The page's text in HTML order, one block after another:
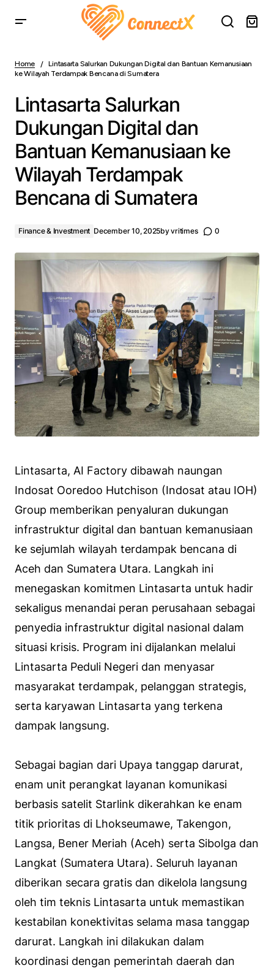
Kemanusiaan ke Wilayah Terdampak Bencana di
Sumatera
Home
Lintasarta Salurkan Dukungan Digital dan Bantuan Kemanusiaan
ke Wilayah Terdampak Bencana di Sumatera
Lintasarta Salurkan
Dukungan Digital dan
Bantuan Kemanusiaan ke
Wilayah Terdampak
Bencana di Sumatera
Finance & Investment December 10, 2025byvritimes 0
Lintasarta, AI Factory dibawah naungan
Indosat Ooredoo Hutchison (Indosat atau IOH)
Group memberikan penyaluran dukungan
infrastruktur digital dan bantuan kemanusiaan
ke sejumlah wilayah terdampak bencana di
Aceh dan Sumatera Utara. Langkah ini
menegaskan komitmen Lintasarta untuk hadir
sekaligus menandai peran perusahaan sebagai
penyedia infrastruktur digital nasional dalam
situasi krisis. Program ini dijalankan melalui
Lintasarta Peduli Negeri dan menyasar
masyarakat terdampak, pelanggan strategis,
serta karyawan Lintasarta yang terkena
dampak langsung.
Sebagai bagian dari Upaya tanggap darurat,
enam unit perangkat layanan komunikasi
berbasis satelit Starlink dikerahkan ke enam
titik prioritas di Lhokseumawe, Takengon,
Langsa, Bener Meriah (Aceh) serta Sibolga dan
Langkat (Sumatera Utara). Seluruh layanan
diberikan secara gratis dan dikelola langsung
oleh tim teknis Lintasarta untuk memastikan
kestabilan konektivitas selama masa tanggap
darurat. Langkah ini dilakukan dalam
koordinasi dengan pemerintah daerah dan